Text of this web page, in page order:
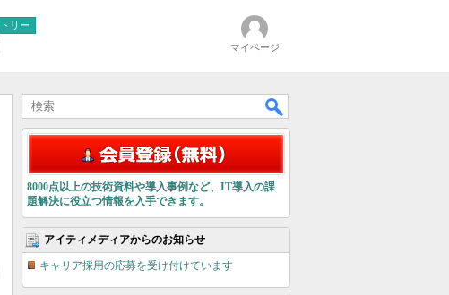
リー
マイページ
8000点以上の技術資料や導入事例など、IT導入の課
題解決に役立つ情報を入手できます。
アイティメディアからのお知らせ
キャリア採用の応募を受け付けています